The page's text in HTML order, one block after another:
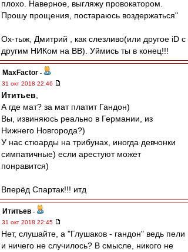
плохо. Наверное, выгляжу провокатором.
Прошу прощения, постараюсь воздержаться"
Ох-тыж, Дмитрий , как слезливо(или другое iD c
другим НИКом на ВВ). Уймись ты в конец!!!
MaxFactor -
31 окт 2018 22:46
Ититьев
А где мат? за мат платит Гандон)
Вы, извиняюсь реально в Германии, из
Нижнего Новгорода?)
У нас стюарды на трибунах, иногда девчонки
симпатичные) если арестуют может
понравится)
Вперёд Спартак!!! итд
Ититьев -
31 окт 2018 22:45
Нет, слушайте, а "Глушаков - гандон" ведь пели
и ничего не случилось? В смысле, никого не